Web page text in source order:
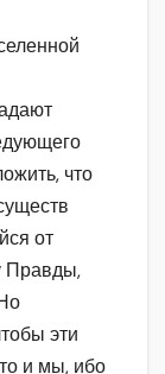
что
от
Правды,
эти
и мы, ибо